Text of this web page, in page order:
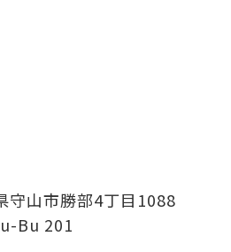
守山市勝部4丁目1088
Bu 201